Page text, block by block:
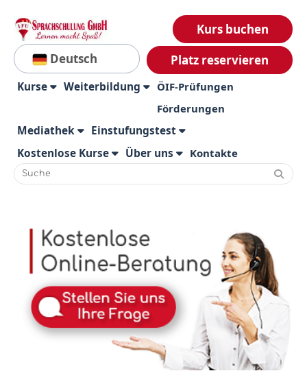
Deutsch
Kurs buchen
Platz reservieren
Kurse Weiterbildung
ÖIF-Prüfungen
Förderungen
Mediathek
Einstufungstest
Kostenlose Kurse
Über uns Kontakte